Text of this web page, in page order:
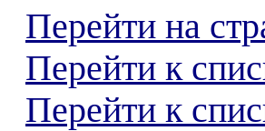
Перейти на
Перейти к
Перейти к